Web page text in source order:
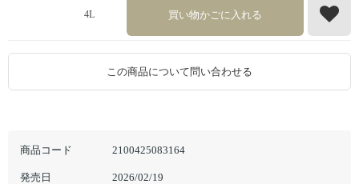
商品コード 2100425083164
発売日 2026/02/19
4L 買い物かごに入れる
この商品について問い合わせる